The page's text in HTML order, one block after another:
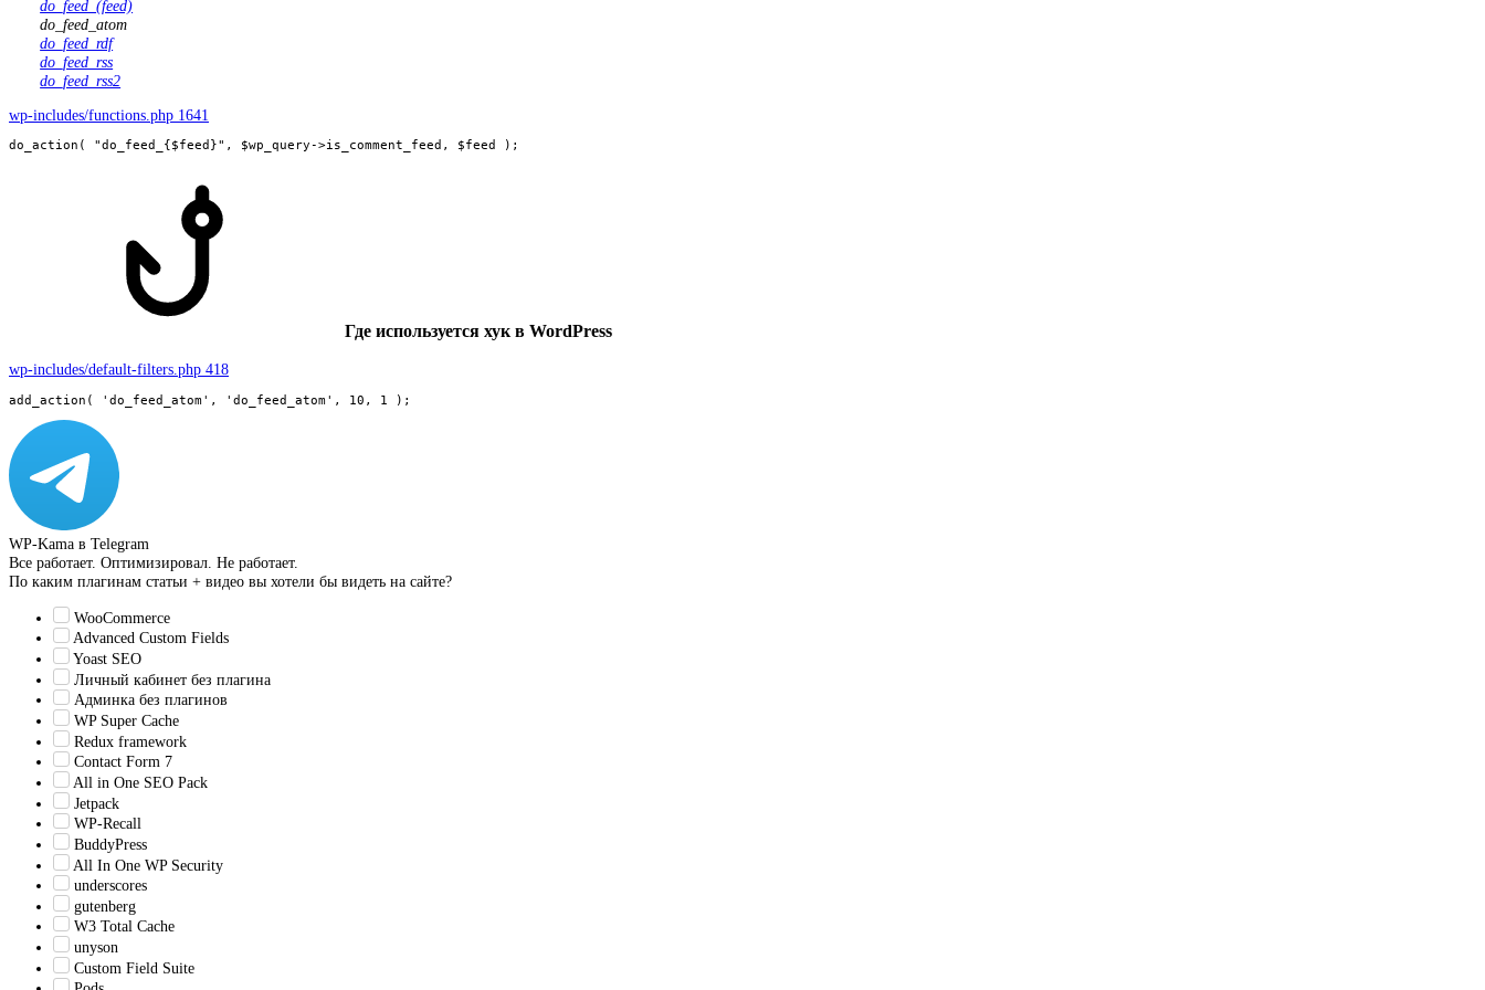
do_feed_(feed)
do_feed_atom
do_feed_rdf
do_feed_rss
do_feed_rss2
wp-includes/functions.php 1641
do_action( "do_feed_{$feed}", $wp_query->is_comment_feed, $feed );
Где используется хук в WordPress
wp-includes/default-filters.php 418
add_action( 'do_feed_atom', 'do_feed_atom', 10, 1 );
WP-Kama в Telegram
Все работает. Оптимизировал. Не работает.
По каким плагинам статьи + видео вы хотели бы видеть на сайте?
WooCommerce
Advanced Custom Fields
Yoast SEO
Личный кабинет без плагина
Админка без плагинов
WP Super Cache
Redux framework
Contact Form 7
All in One SEO Pack
Jetpack
WP-Recall
BuddyPress
All In One WP Security
underscores
gutenberg
W3 Total Cache
unyson
Custom Field Suite